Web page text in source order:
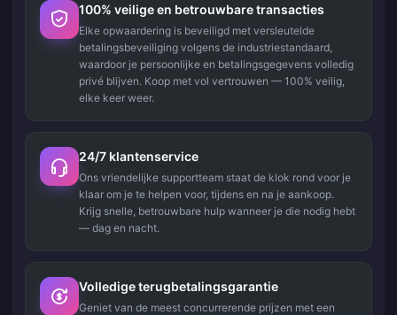
100% veilige en betrouwbare transacties
Elke opwaardering is beveiligd met versleutelde
betalingsbeveiliging volgens de industriestandaard,
waardoor je persoonlijke en betalingsgegevens volledig
privé blijven. Koop met vol vertrouwen — 100% veilig,
elke keer weer.
24/7 klantenservice
Ons vriendelijke supportteam staat de klok rond voor je
klaar om je te helpen voor, tijdens en na je aankoop.
Krijg snelle, betrouwbare hulp wanneer je die nodig hebt
— dag en nacht.
Volledige terugbetalingsgarantie
Geniet van de meest concurrerende prijzen met een